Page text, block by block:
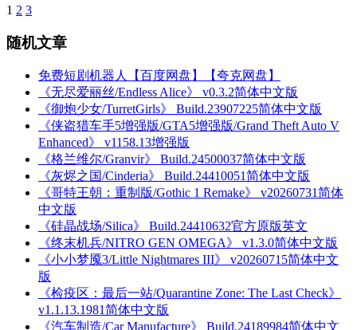
1 2 3
随机文章
免费短剧机器人【百度网盘】【夸克网盘】
《无尽爱丽丝/Endless Alice》 v0.3.2简体中文版
《御炮少女/TurretGirls》 Build.23907225简体中文版
《侠盗猎车手5增强版/GTA5增强版/Grand Theft Auto V
Enhanced》 v1158.13增强版
《格兰维尔/Granvir》 Build.24500037简体中文版
《灰烬之国/Cinderia》 Build.24410051简体中文版
《哥特王朝：重制版/Gothic 1 Remake》 v20260731简体
中文版
《硅晶战场/Silica》 Build.24410632官方原版英文
《终末机兵/NITRO GEN OMEGA》 v1.3.0简体中文版
《小小梦魇3/Little Nightmares III》 v20260715简体中文
版
《检疫区：最后一站/Quarantine Zone: The Last Check》
v1.1.13.1981简体中文版
《汽车制造/Car Manufacture》 Build.24189984简体中文